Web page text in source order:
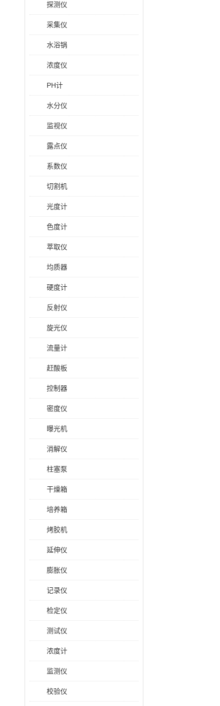
探测仪
采集仪
水浴锅
浓度仪
PH计
水分仪
监视仪
露点仪
系数仪
切割机
光度计
色度计
萃取仪
均质器
硬度计
反射仪
旋光仪
流量计
赶酸板
控制器
密度仪
曝光机
消解仪
柱塞泵
干燥箱
培养箱
烤胶机
延伸仪
膨胀仪
记录仪
检定仪
测试仪
浓度计
监测仪
校验仪